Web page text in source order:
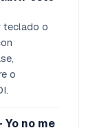
teclado o
o
Yo no me